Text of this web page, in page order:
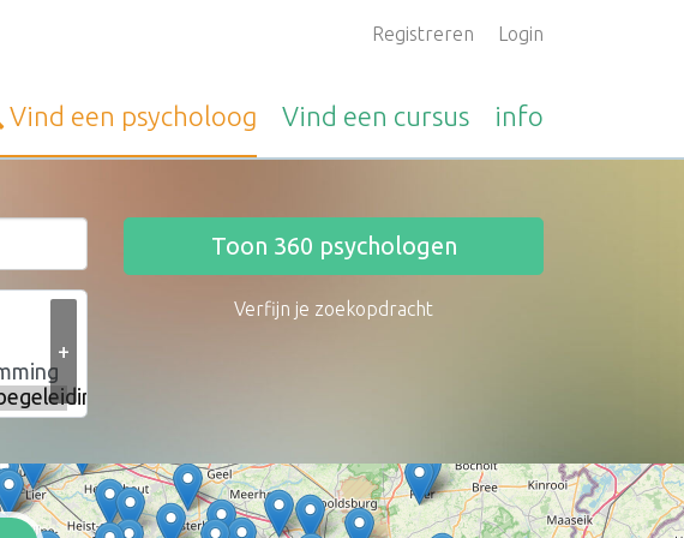
Registreren Login
Vind een psycholoog Vind een cursus info
+
Toon 360 psychologen
Verfijn je zoekopdracht